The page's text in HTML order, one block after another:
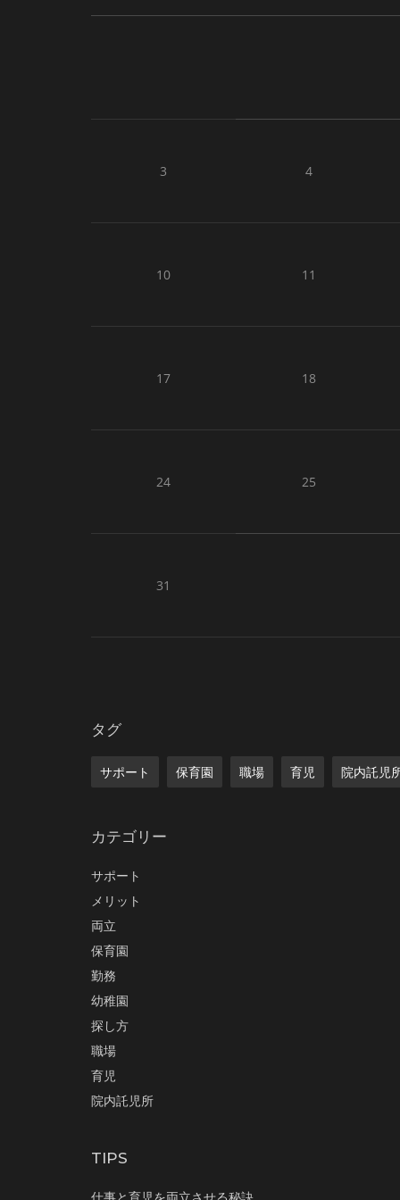
3 4
10 11
17 18
24 25
31
タグ
サポート 保育園 職場 育児 院内託児
カテゴリー
サポート
メリット
両立
保育園
勤務
幼稚園
探し方
職場
育児
院内託児所
TIPS